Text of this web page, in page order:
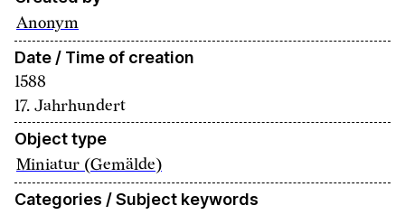
Anonym
Date / Time of creation
1588
17. Jahrhundert
Object type
Miniatur (Gemälde)
Categories / Subject keywords